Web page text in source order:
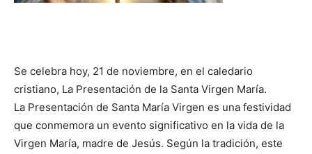
Se celebra hoy, 21 de noviembre, en el caledario
cristiano, La Presentación de la Santa Virgen María.
La Presentación de Santa María Virgen es una festividad
que conmemora un evento significativo en la vida de la
Virgen María, madre de Jesús. Según la tradición, este